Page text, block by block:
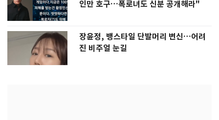
인만 호구…폭로녀도 신분 공개해라"
장윤정, 뱅스타일 단발머리 변신…어려
진 비주얼 눈길